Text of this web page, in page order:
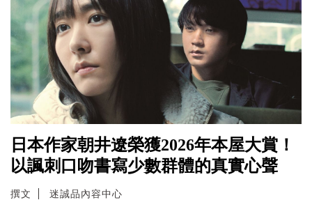
日本作家朝井遼榮獲2026年本屋大賞！
以諷刺口吻書寫少數群體的真實心聲
撰文 迷誠品內容中心